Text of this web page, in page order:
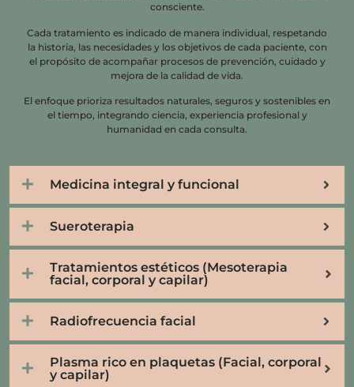
consciente.
Cada tratamiento es indicado de manera individual, respetando
la historia, las necesidades y los objetivos de cada paciente, con
el propósito de acompañar procesos de prevención, cuidado y
mejora de la calidad de vida.
El enfoque prioriza resultados naturales, seguros y sostenibles en
el tiempo, integrando ciencia, experiencia profesional y
humanidad en cada consulta.
Medicina integral y funcional
Sueroterapia
Tratamientos estéticos (Mesoterapia
facial, corporal y capilar)
Radiofrecuencia facial
Plasma rico en plaquetas (Facial, corporal
y capilar)